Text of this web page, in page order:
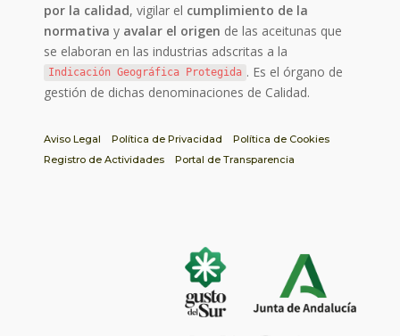
por la calidad, vigilar el cumplimiento de la
normativa y avalar el origen de las aceitunas que
se elaboran en las industrias adscritas a la
Indicación Geográfica Protegida . Es el órgano de
gestión de dichas denominaciones de Calidad.
Aviso Legal Política de Privacidad
Política de Cookies
Registro de Actividades
Portal de Transparencia